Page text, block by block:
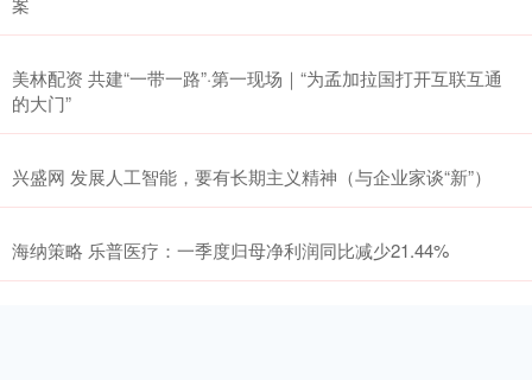
美林配资 共建“一带一路”·第一现场｜“为孟加拉国打开互联互通
的大门”
兴盛网 发展人工智能，要有长期主义精神（与企业家谈“新”）
海纳策略 乐普医疗：一季度归母净利润同比减少21.44%